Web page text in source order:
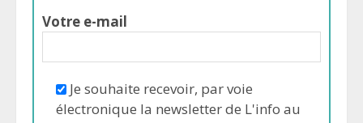
Votre e-mail
Je souhaite recevoir, par voie
électronique la newsletter de L'info au